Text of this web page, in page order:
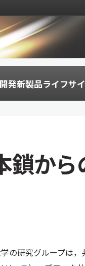
発新製品ライフサ
鎖か
の研究グループは